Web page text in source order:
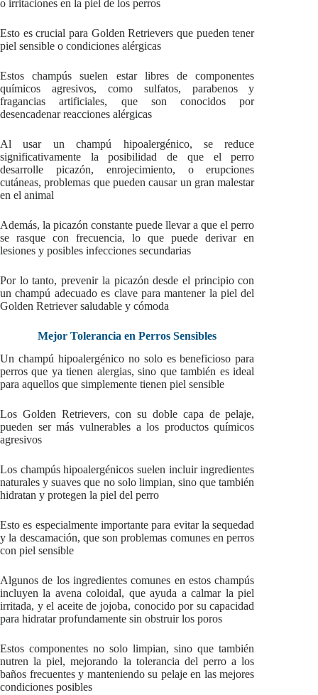
o irritaciones en la piel de los perros
Esto es crucial para Golden Retrievers que pueden tener
piel sensible o condiciones alérgicas
Estos champús suelen estar libres de componentes
químicos agresivos, como sulfatos, parabenos y
fragancias artificiales, que son conocidos por
desencadenar reacciones alérgicas
Al usar un champú hipoalergénico, se reduce
significativamente la posibilidad de que el perro
desarrolle picazón, enrojecimiento, o erupciones
cutáneas, problemas que pueden causar un gran malestar
en el animal
Además, la picazón constante puede llevar a que el perro
se rasque con frecuencia, lo que puede derivar en
lesiones y posibles infecciones secundarias
Por lo tanto, prevenir la picazón desde el principio con
un champú adecuado es clave para mantener la piel del
Golden Retriever saludable y cómoda
Mejor Tolerancia en Perros Sensibles
Un champú hipoalergénico no solo es beneficioso para
perros que ya tienen alergias, sino que también es ideal
para aquellos que simplemente tienen piel sensible
Los Golden Retrievers, con su doble capa de pelaje,
pueden ser más vulnerables a los productos químicos
agresivos
Los champús hipoalergénicos suelen incluir ingredientes
naturales y suaves que no solo limpian, sino que también
hidratan y protegen la piel del perro
Esto es especialmente importante para evitar la sequedad
y la descamación, que son problemas comunes en perros
con piel sensible
Algunos de los ingredientes comunes en estos champús
incluyen la avena coloidal, que ayuda a calmar la piel
irritada, y el aceite de jojoba, conocido por su capacidad
para hidratar profundamente sin obstruir los poros
Estos componentes no solo limpian, sino que también
nutren la piel, mejorando la tolerancia del perro a los
baños frecuentes y manteniendo su pelaje en las mejores
condiciones posibles